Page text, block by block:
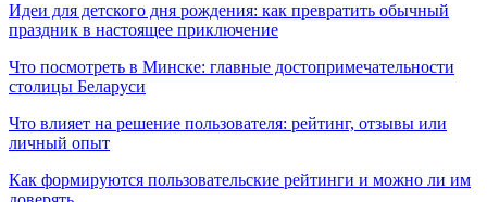
Идеи для детского дня рождения: как превратить обычный
праздник в настоящее приключение
Что посмотреть в Минске: главные достопримечательности
столицы Беларуси
Что влияет на решение пользователя: рейтинг, отзывы или
личный опыт
Как формируются пользовательские рейтинги и можно ли им